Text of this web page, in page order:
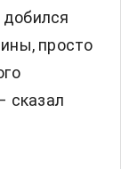
добился
просто
сказал